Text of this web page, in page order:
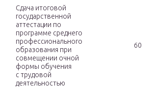
Сдача итоговой
государственной
аттестации по
программе среднего
профессионального
образования при
совмещении очной
формы обучения
с трудовой
деятельностью
60